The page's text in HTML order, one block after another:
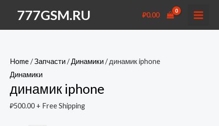
содержимому
777GSM.RU ₽0.00
Home/Запчасти/Динамики/ динамик iphone
Динамики
динамик iphone
₽500.00 + Free Shipping